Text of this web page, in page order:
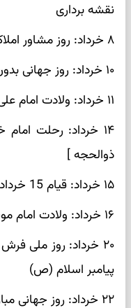
نقشه برداری
۸ خرداد: روز مشاور املاک
۱۰ خرداد: روز جهانی بدون دخانیات
۱۱ خرداد: ولادت امام علی النقی (ع) [ ۱۵ ذوالحجه ]
ذوالحجه ]
۱۵ خرداد: قیام 15 خرداد - روز جهانی محیط زیست
۱۶ خرداد: ولادت امام موسی کاظم (ع) [ ۲۰ ذوالحجه ]
۲۰ خرداد: روز ملی
پیامبر اسلام (ص)
۲۲ خرداد: روز جهانی مبارزه با کار کودکان